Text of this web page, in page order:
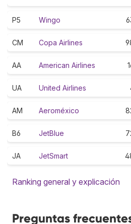
P5 Wingo
CM Copa Airlines
AA American Airlines
UA United Airlines
AM Aeroméxico
B6 JetBlue
JA JetSmart
Ranking general y explicación
Preguntas